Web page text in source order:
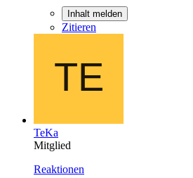
Inhalt melden
Zitieren
TeKa
Mitglied
Reaktionen